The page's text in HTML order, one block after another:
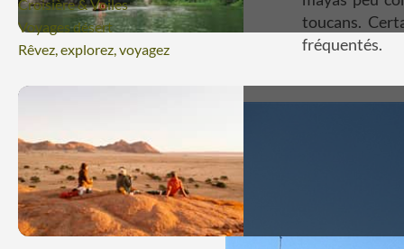
Croisière & Voiles
Voyages désert
Rêvez, explorez, voyagez
toucans.
fréquentés.